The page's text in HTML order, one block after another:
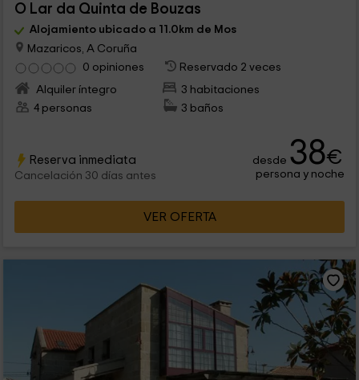
O Lar da Quinta de Bouzas
Alojamiento ubicado a 11.0km de Mos
Mazaricos, A Coruña
0 opiniones
Reservado 2 veces
Alquiler íntegro
3 habitaciones
4 personas
3 baños
Reserva inmediata
Cancelación 30 días antes
desde 38€
persona y noche
VER OFERTA